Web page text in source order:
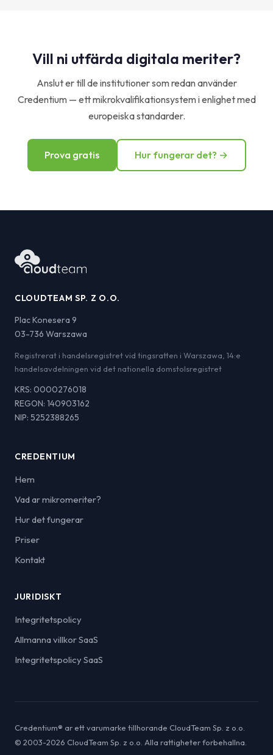
Vill ni utfärda digitala meriter?
Anslut er till de institutioner som redan använder
Credentium — ett mikrokvalifikationsystem i enlighet med
europeiska standarder.
Prova gratis Hur fungerar det? →
CLOUDTEAM SP. Z O.O.
Plac Konesera 9
03-736 Warszawa
Registrerat i handelsregistret vid tingsratten i Warszawa, 14:e
handelsavdelningen vid det nationella domstolsregistret
KRS: 0000276018
REGON: 140903162
NIP: 5252388265
CREDENTIUM
Hem
Vad ar mikromeriter?
Hur det fungerar
Priser
Kontakt
JURIDISKT
Integritetspolicy
Allmanna villkor SaaS
Integritetspolicy SaaS
Credentium® ar ett varumarke tillhorande CloudTeam Sp. z o.o.
© 2003-2026 CloudTeam Sp. z o.o. Alla rattigheter forbehallna.